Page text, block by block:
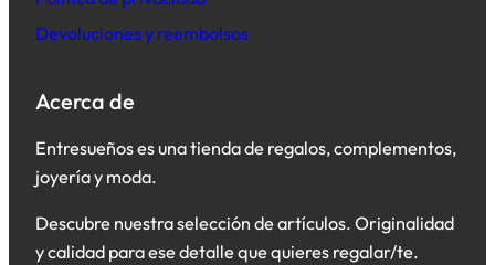
Devoluciones y reembolsos
Acerca de
Entresueños es una tienda de regalos, complementos,
joyería y moda.
Descubre nuestra selección de artículos. Originalidad
y calidad para ese detalle que quieres regalar/te.